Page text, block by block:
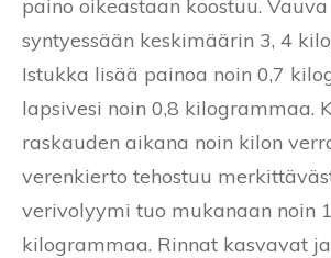
paino oikeastaan koostuu.
syntyessään keskimäärin 3, 4
Istukka lisää painoa noin 0,7
lapsivesi noin 0,8 kilogrammaa.
raskauden aikana noin kilon
verenkierto tehostuu
verivolyymi tuo mukanaan noin
kilogrammaa. Rinnat kasvavat ja